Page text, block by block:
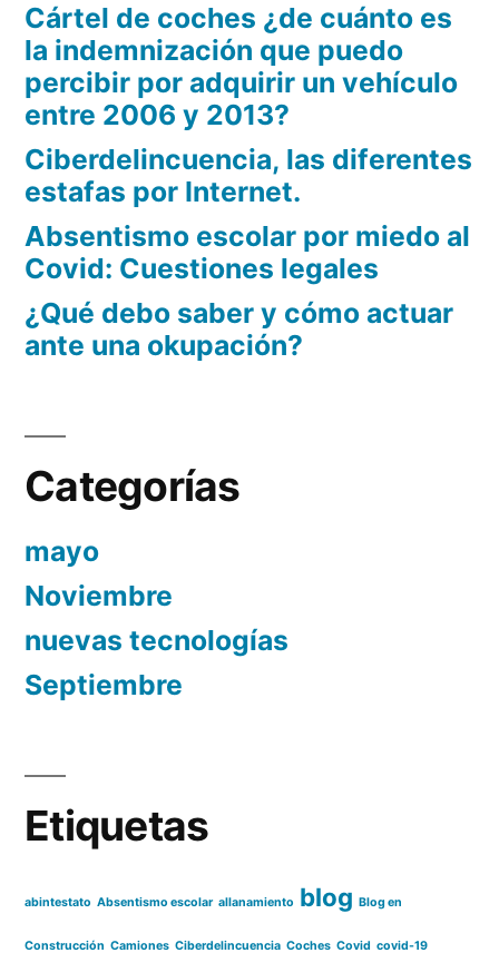
Cártel de coches ¿de cuánto es
la indemnización que puedo
percibir por adquirir un vehículo
entre 2006 y 2013?
Ciberdelincuencia, las diferentes
estafas por Internet.
Absentismo escolar por miedo al
Covid: Cuestiones legales
¿Qué debo saber y cómo actuar
ante una okupación?
Categorías
mayo
Noviembre
nuevas tecnologías
Septiembre
Etiquetas
abintestato Absentismo escolar allanamiento blog Blog en
Construcción Camiones Ciberdelincuencia Coches Covid covid-19